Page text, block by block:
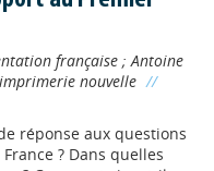
française ;Antoine
nouvelle //
réponse aux questions
? Dans quelles